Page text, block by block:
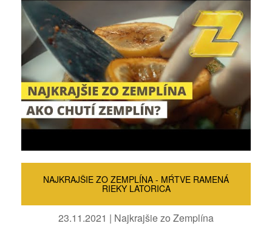
NAJKRAJŠIE ZO ZEMPLÍNA - MŔTVE RAMENÁ
RIEKY LATORICA
23.11.2021 | Najkrajšie zo Zemplína